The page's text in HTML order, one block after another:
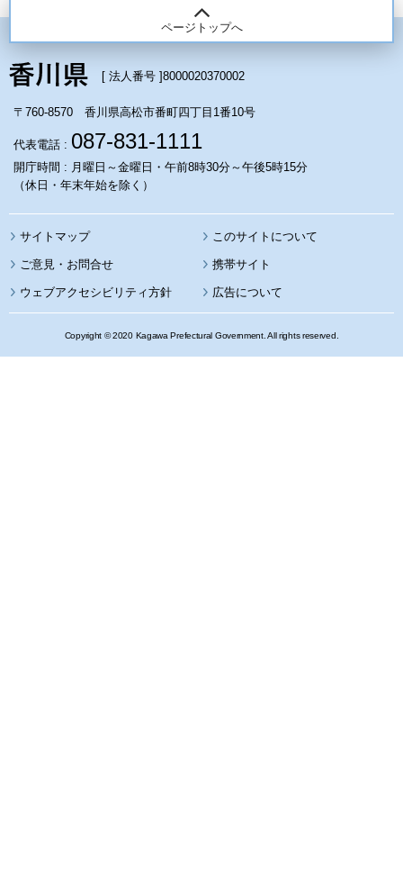
ページトップへ
[ 法人番号 ]8000020370002
〒760-8570 香川県高松市番町四丁目1番10号
代表電話 : 087-831-1111
開庁時間 : 月曜日～金曜日・午前8時30分～午後5時15分
（休日・年末年始を除く）
サイトマップ このサイトについて
携帯サイト
ウェブアクセシビリティ方針 広告について
Copyright © 2020 Kagawa Prefectural Government. All rights reserved.